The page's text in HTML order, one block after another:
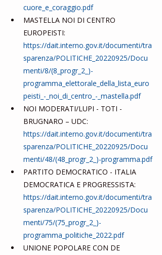
cuore_e_coraggio.pdf
MASTELLA NOI DI CENTRO
EUROPEISTI:
https://dait.interno.gov.it/documenti/tra
sparenza/POLITICHE_20220925/Docu
menti/8/(8_progr_2_)-
programma_elettorale_della_lista_euro
peisti_-_noi_di_centro_-_mastella.pdf
NOI MODERATI/LUPI - TOTI -
BRUGNARO – UDC:
https://dait.interno.gov.it/documenti/tra
sparenza/POLITICHE_20220925/Docu
menti/48/(48_progr_2_)-programma.pdf
PARTITO DEMOCRATICO - ITALIA
DEMOCRATICA E PROGRESSISTA:
https://dait.interno.gov.it/documenti/tra
sparenza/POLITICHE_20220925/Docu
menti/75/(75_progr_2_)-
programma_politiche_2022.pdf
UNIONE POPOLARE CON DE